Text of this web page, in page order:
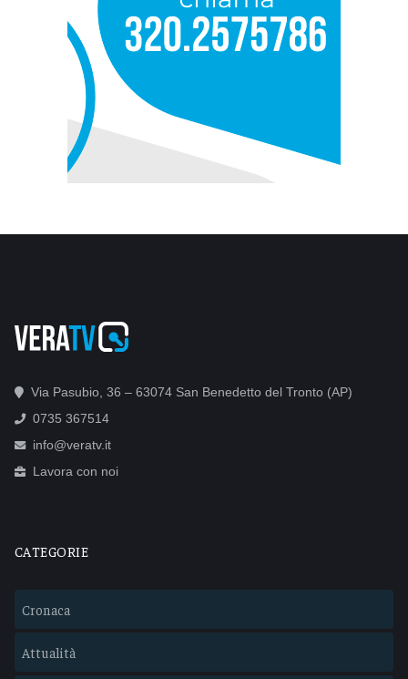
Via Pasubio, 36 – 63074 San Benedetto del Tronto (AP)
0735 367514
info@veratv.it
Lavora con noi
CATEGORIE
Cronaca
Attualità